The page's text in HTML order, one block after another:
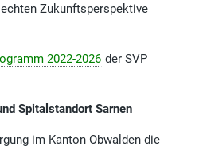
Zukunftsperspektive
2022-2026 der SVP
Spitalstandort Sarnen
im Kanton Obwalden die